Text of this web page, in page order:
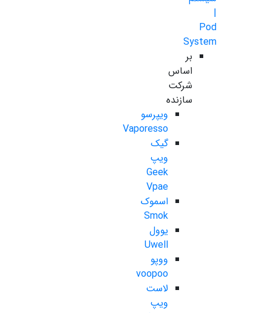
|
Pod
System
بر
اساس
شرکت
سازنده
ویپرسو
Vaporesso
گیک
ویپ
Geek
Vpae
اسموک
Smok
یوول
Uwell
ووپو
voopoo
لاست
ویپ